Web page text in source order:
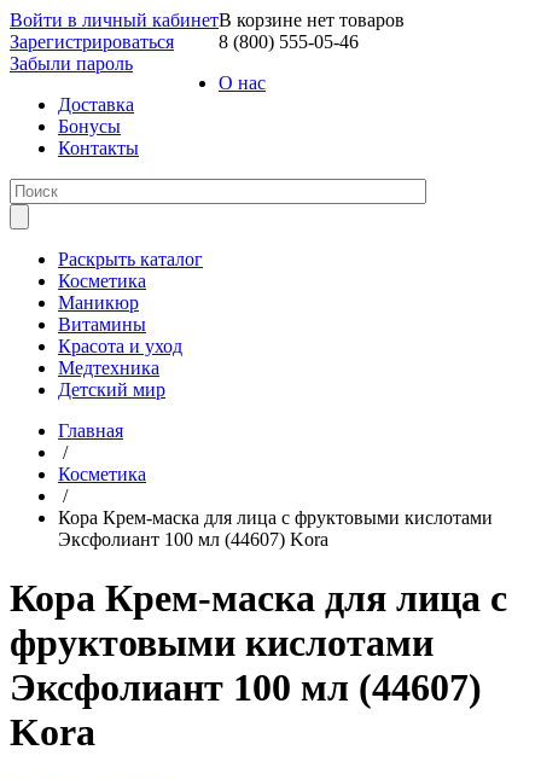
Войти в личный кабинет
Зарегистрироваться
Забыли пароль
В корзине нет товаров
8 (800) 555-05-46
О нас
Доставка
Бонусы
Контакты
Раскрыть каталог
Косметика
Маникюр
Витамины
Красота и уход
Медтехника
Детский мир
Главная
/
Косметика
/
Кора Крем-маска для лица с фруктовыми кислотами
Эксфолиант 100 мл (44607) Kora
Кора Крем-маска для лица с
фруктовыми кислотами
Эксфолиант 100 мл (44607)
Kora